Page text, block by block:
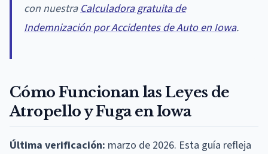
con nuestra Calculadora gratuita de
Indemnización por Accidentes de Auto en Iowa.
Cómo Funcionan las Leyes de
Atropello y Fuga en Iowa
Última verificación: marzo de 2026. Esta guía refleja